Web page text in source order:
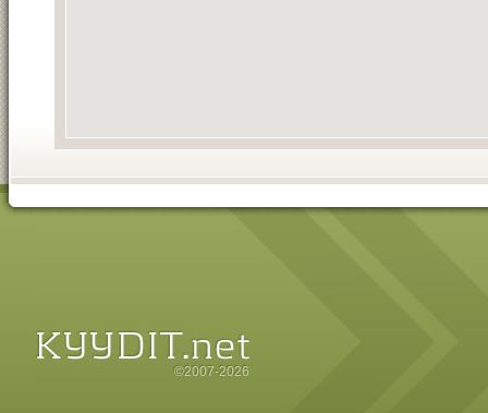
©2007-2026